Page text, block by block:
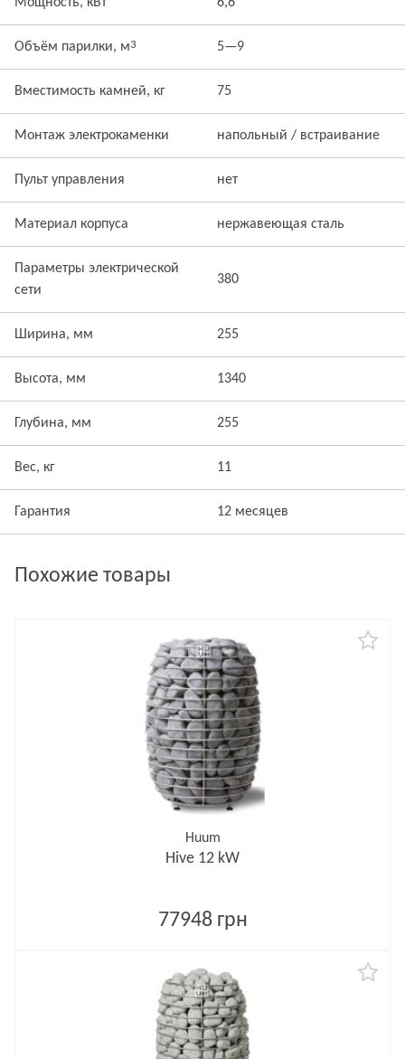
Объём парилки, м3 5—9
Вместимость камней, кг 75
Монтаж электрокаменки напольный / встраивание
Пульт управления нет
Материал корпуса нержавеющая сталь
Параметры электрической
сети
380
Ширина, мм 255
Высота, мм 1340
Глубина, мм 255
Вес, кг 11
Гарантия 12 месяцев
Похожие товары
Huum
Hive 12 kW
77948 грн